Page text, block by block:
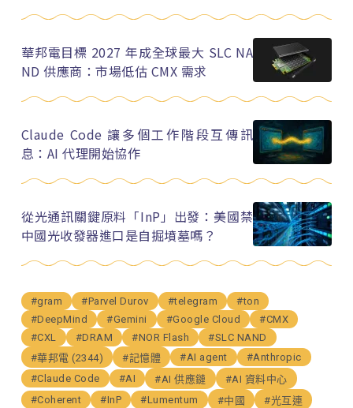
華邦電目標 2027 年成全球最大 SLC NA
ND 供應商：市場低估 CMX 需求
Claude Code 讓多個工作階段互傳訊
息：AI 代理開始協作
從光通訊關鍵原料「InP」出發：美國禁
中國光收發器進口是自掘墳墓嗎？
#gram #Parvel Durov #telegram
#ton
#DeepMind
#Gemini #Google Cloud
#CMX
#CXL
#DRAM #NOR Flash
#SLC NAND
#華邦電 (2344)
#記憶體 #AI agent
#Anthropic
#Claude Code
#AI #AI 供應鏈
#AI 資料中心
#Coherent
#InP #Lumentum #中國
#光互連